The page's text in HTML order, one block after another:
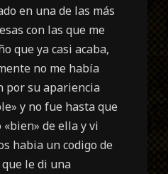
en una de las más
con las que me
que ya casi acaba,
no me había
por su apariencia
y no fue hasta que
de ella y vi
habia un codigo de
le di una